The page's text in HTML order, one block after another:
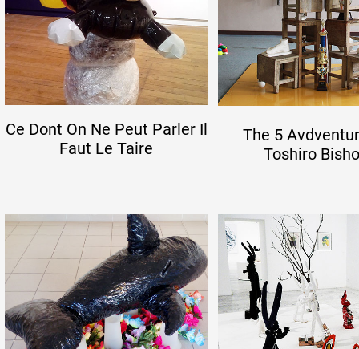
Ce Dont On Ne Peut Parler Il
Faut Le Taire
The 5
Toshiro